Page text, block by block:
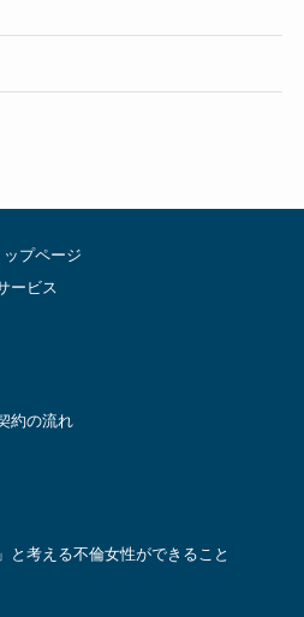
ップページ
ービス
約の流れ
と考える不倫女性ができること